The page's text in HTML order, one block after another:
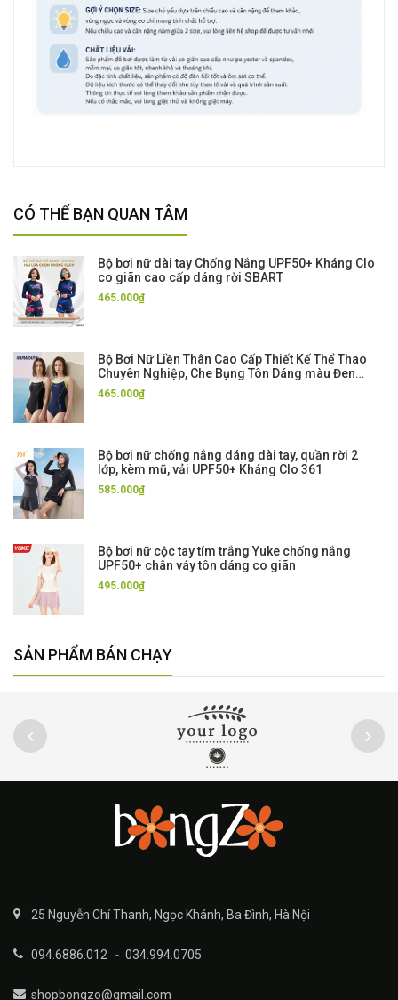
CÓ THỂ BẠN QUAN TÂM
Bộ bơi nữ dài tay Chống Nắng UPF50+ Kháng Clo
co giãn cao cấp dáng rời SBART
465.000₫
Bộ Bơi Nữ Liền Thân Cao Cấp Thiết Kế Thể Thao
Chuyên Nghiệp, Che Bụng Tôn Dáng màu Đen
Xanh Momasong
465.000₫
Bộ bơi nữ chống nắng dáng dài tay, quần rời 2
lớp, kèm mũ, vải UPF50+ Kháng Clo 361
585.000₫
Bộ bơi nữ cộc tay tím trắng Yuke chống nắng
UPF50+ chân váy tôn dáng co giãn
495.000₫
SẢN PHẨM BÁN CHẠY
25 Nguyễn Chí Thanh, Ngọc Khánh, Ba Đình, Hà Nội
094.6886.012 - 034.994.0705
shopbongzo@gmail.com